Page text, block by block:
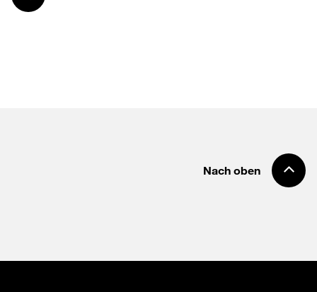
Nach oben